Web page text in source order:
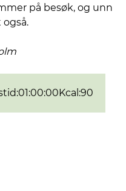
på besøk, og unn
:01:00:00Kcal :90